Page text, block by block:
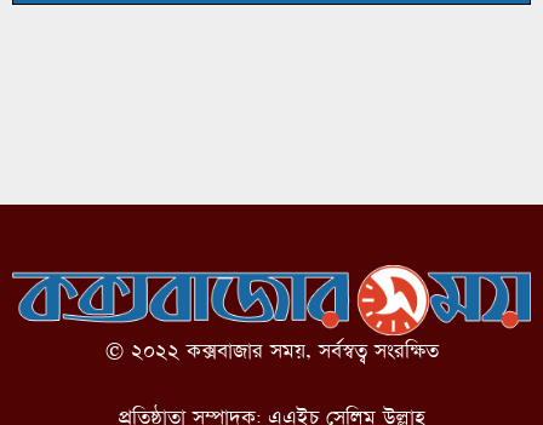
© ২০২২ কক্সবাজার সময়, সর্বস্বত্ব সংরক্ষিত
প্রতিষ্ঠাতা সম্পাদক: এএইচ সেলিম উল্লাহ